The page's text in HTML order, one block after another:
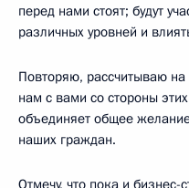
перед нами стоят; будут
различных уровней и
Повторяю, рассчитываю
нам с вами со стороны
объединяет общее
наших граждан.
Отмечу, что пока и бизнес-